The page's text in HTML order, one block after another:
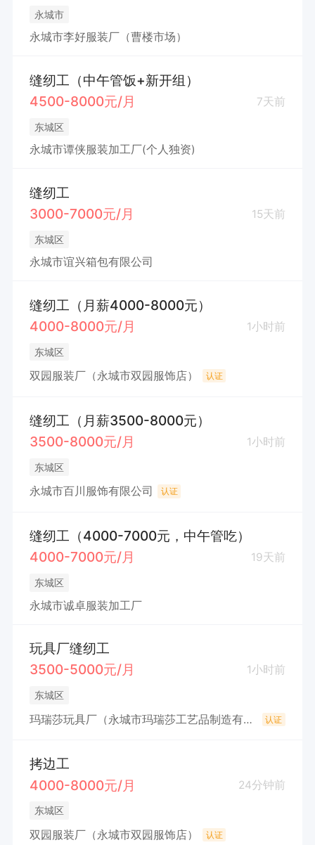
永城市
永城市李好服装厂（曹楼市场）
缝纫工（中午管饭+新开组）
4500-8000元/月
7天前
东城区
永城市谭侠服装加工厂(个人独资)
缝纫工
3000-7000元/月
15天前
东城区
永城市谊兴箱包有限公司
缝纫工（月薪4000-8000元）
4000-8000元/月
1小时前
东城区
双园服装厂（永城市双园服饰店） 认证
缝纫工（月薪3500-8000元）
3500-8000元/月
1小时前
东城区
永城市百川服饰有限公司 认证
缝纫工（4000-7000元，中午管吃）
4000-7000元/月
19天前
东城区
永城市诚卓服装加工厂
玩具厂缝纫工
3500-5000元/月
1小时前
东城区
玛瑞莎玩具厂（永城市玛瑞莎工艺品制造有限公司） 认证
拷边工
4000-8000元/月
24分钟前
东城区
双园服装厂（永城市双园服饰店） 认证